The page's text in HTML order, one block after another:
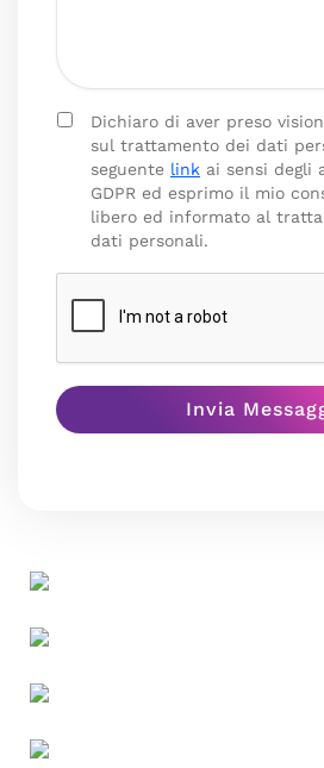
Dichiaro di aver preso
sul trattamento dei dati
seguente link ai sensi degli
GDPR ed esprimo il mio
libero ed informato al
dati personali.